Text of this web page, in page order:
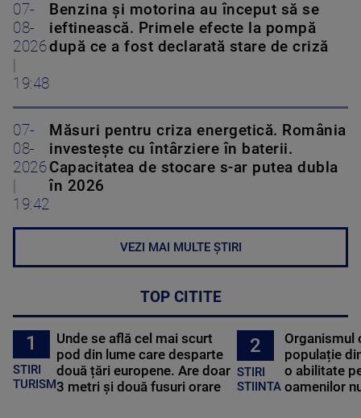
07-
08-
2026
19:48
Benzina și motorina au început să se
ieftinească. Primele efecte la pompă
după ce a fost declarată stare de criză
07-
08-
2026
19:42
Măsuri pentru criza energetică. România
investește cu întârziere în baterii.
Capacitatea de stocare s-ar putea dubla
în 2026
VEZI MAI MULTE ȘTIRI
TOP CITITE
1
STIRI
TURISM
Unde se află cel mai scurt
pod din lume care desparte
două țări europene. Are doar
3 metri și două fusuri orare
2
STIRI
STIINTA
Organismul
populație
o abilitate
oamenilor